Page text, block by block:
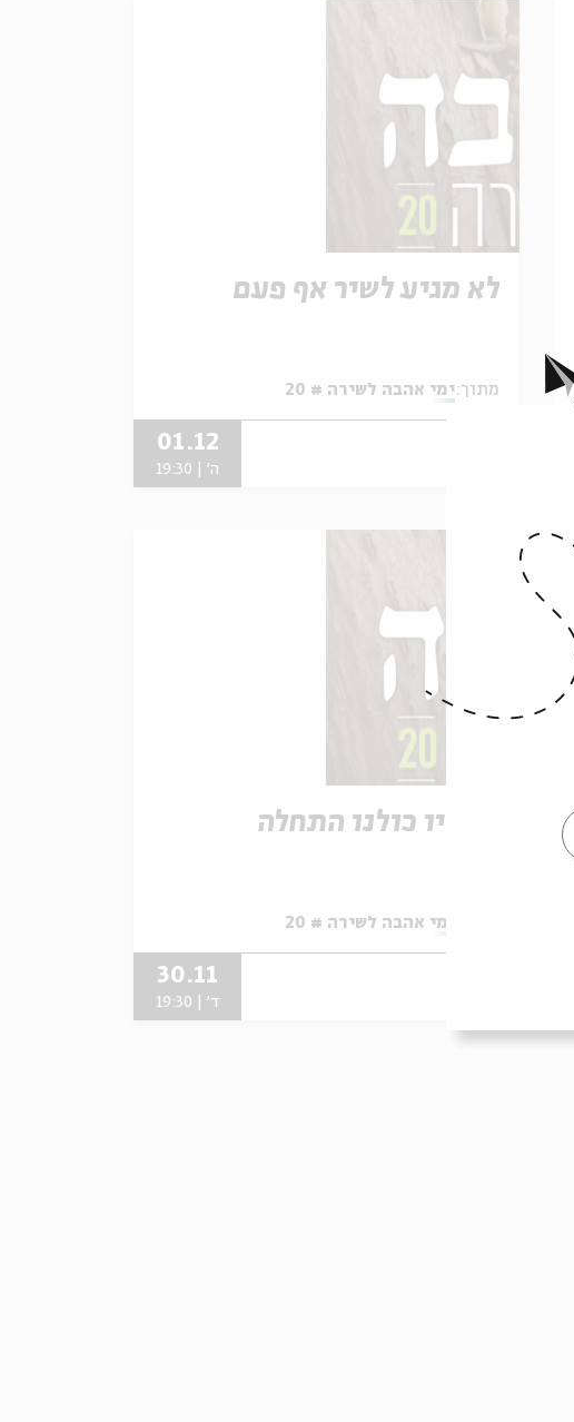
לא מגיע לשיר אף פעם
מתוך:ימי אהבה לשירה # 20
01.12
ה' | 19:30
עכשיו כולנו התחלה
ימי אהבה לשירה # 20
30.11
ד' | 19:30